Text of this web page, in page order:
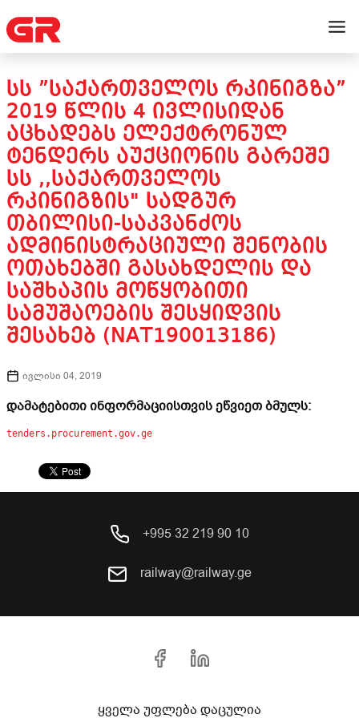
ᲡᲡ ”ᲡᲐᲥᲐᲠᲗᲕᲔᲚᲝᲡ ᲠᲙᲘᲜᲘᲒᲖᲐ”
2019 ᲬᲚᲘᲡ 4 ᲘᲕᲚᲘᲡᲘᲓᲐᲜ
ᲐᲪᲮᲐᲓᲔᲑᲡ ᲔᲚᲔᲥᲢᲠᲝᲜᲣᲚ
ᲢᲔᲜᲓᲔᲠᲡ ᲐᲣᲥᲪᲘᲝᲜᲘᲡ ᲒᲐᲠᲔᲨᲔ
ᲡᲡ ,,ᲡᲐᲥᲐᲠᲗᲕᲔᲚᲝᲡ
ᲠᲙᲘᲜᲘᲒᲖᲘᲡ" ᲡᲐᲓᲒᲣᲠ
ᲗᲑᲘᲚᲘᲡᲘ-ᲡᲐᲙᲕᲐᲜᲫᲝᲡ
ᲐᲓᲛᲘᲜᲘᲡᲢᲠᲐᲪᲘᲣᲚᲘ ᲨᲔᲜᲝᲑᲘᲡ
ᲝᲗᲐᲮᲔᲑᲨᲘ ᲒᲐᲡᲐᲮᲓᲔᲚᲘᲡ ᲓᲐ
ᲡᲐᲨᲮᲐᲞᲘᲡ ᲛᲝᲬᲧᲝᲑᲘᲗᲘ
ᲡᲐᲛᲣᲨᲐᲝᲔᲑᲘᲡ ᲨᲔᲡᲧᲘᲓᲕᲘᲡ
ᲨᲔᲡᲐᲮᲔᲑ (NAT190013186)
ივლისი 04, 2019
დამატებითი ინფორმაციისთვის ეწვიეთ ბმულს:
tenders.procurement.gov.ge
+995 32 219 90 10
railway@railway.ge
ყველა უფლება დაცულია